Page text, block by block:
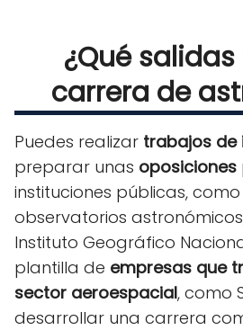
¿Qué
carrera de
Puedes realizar trabajos de
preparar unas oposiciones
instituciones públicas,
observatorios astronómicos,
Instituto Geográfico
plantilla de empresas que
sector aeroespacial, como
desarrollar una carrera